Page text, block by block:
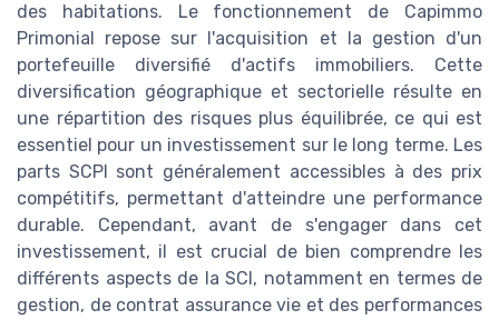
des habitations. Le fonctionnement de Capimmo
Primonial repose sur l'acquisition et la gestion d'un
portefeuille diversifié d'actifs immobiliers. Cette
diversification géographique et sectorielle résulte en
une répartition des risques plus équilibrée, ce qui est
essentiel pour un investissement sur le long terme. Les
parts SCPI sont généralement accessibles à des prix
compétitifs, permettant d'atteindre une performance
durable. Cependant, avant de s'engager dans cet
investissement, il est crucial de bien comprendre les
différents aspects de la SCI, notamment en termes de
gestion, de contrat assurance vie et des performances